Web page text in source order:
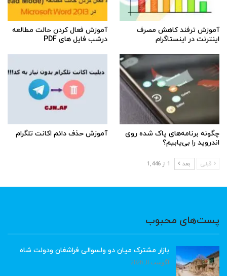
آموزش ترفند کاهش مصرف
اینترنت در اینستاگرام
آموزش فعال کردن حالت مطالعه
درشب فایل های PDF
چگونه برنامه‌های پاک شده روی
اندروید را بی‌یابیم؟
آموزش حذف دائم اکانت تلگرام
قبلی بعد 1 از 1,446
پست‌های محبوب
بازار مشترک میان دو ولسوالی فراشغان ودولت شاه
آگوست 8, 2026